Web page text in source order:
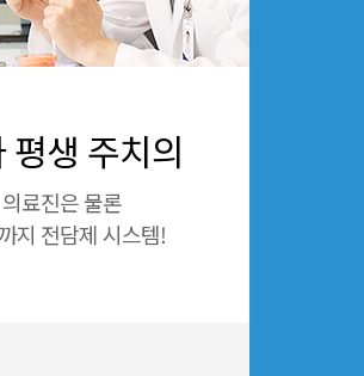
평생 주치의
의료진은 물론
지 전담제 시스템!